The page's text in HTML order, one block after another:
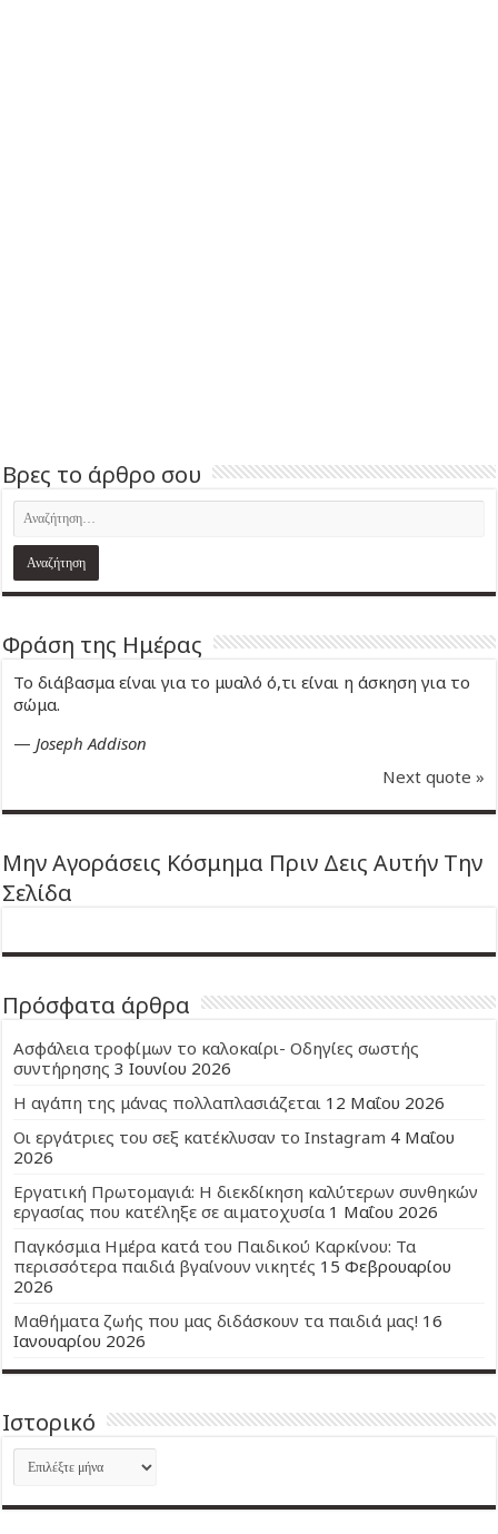
Βρες το άρθρο σου
Φράση της Ημέρας
Το διάβασμα είναι για το μυαλό ό,τι είναι η άσκηση για το
σώμα.
—Joseph Addison
Next quote »
Μην Αγοράσεις Κόσμημα Πριν Δεις Αυτήν Την
Σελίδα
Πρόσφατα άρθρα
Ασφάλεια τροφίμων το καλοκαίρι- Οδηγίες σωστής
συντήρησης 3 Ιουνίου 2026
Η αγάπη της μάνας πολλαπλασιάζεται 12 Μαΐου 2026
Οι εργάτριες του σεξ κατέκλυσαν το Instagram 4 Μαΐου
2026
Εργατική Πρωτομαγιά: Η διεκδίκηση καλύτερων συνθηκών
εργασίας που κατέληξε σε αιματοχυσία 1 Μαΐου 2026
Παγκόσμια Ημέρα κατά του Παιδικού Καρκίνου: Τα
περισσότερα παιδιά βγαίνουν νικητές 15 Φεβρουαρίου
2026
Μαθήματα ζωής που μας διδάσκουν τα παιδιά μας! 16
Ιανουαρίου 2026
Ιστορικό
Ιστορικό